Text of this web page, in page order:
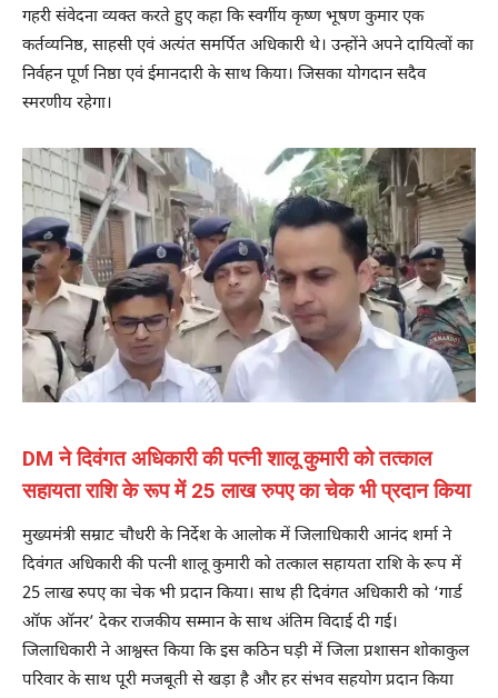
गहरी संवेदना व्यक्त करते हुए कहा कि स्वर्गीय कृष्ण भूषण कुमार एक
कर्तव्यनिष्ठ, साहसी एवं अत्यंत समर्पित अधिकारी थे। उन्होंने अपने दायित्वों का
निर्वहन पूर्ण निष्ठा एवं ईमानदारी के साथ किया। जिसका योगदान सदैव
स्मरणीय रहेगा।
DM ने दिवंगत अधिकारी की पत्नी शालू कुमारी को तत्काल
सहायता राशि के रूप में 25 लाख रुपए का चेक भी प्रदान किया
मुख्यमंत्री सम्राट चौधरी के निर्देश के आलोक में जिलाधिकारी आनंद शर्मा ने
दिवंगत अधिकारी की पत्नी शालू कुमारी को तत्काल सहायता राशि के रूप में
25 लाख रुपए का चेक भी प्रदान किया। साथ ही दिवंगत अधिकारी को ‘गार्ड
ऑफ ऑनर’ देकर राजकीय सम्मान के साथ अंतिम विदाई दी गई।
जिलाधिकारी ने आश्वस्त किया कि इस कठिन घड़ी में जिला प्रशासन शोकाकुल
परिवार के साथ पूरी मजबूती से खड़ा है और हर संभव सहयोग प्रदान किया